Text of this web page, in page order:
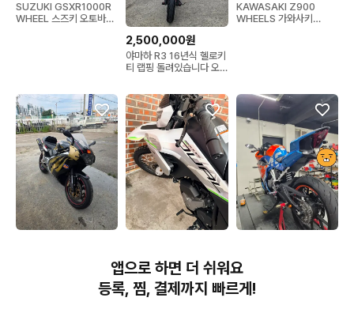
SUZUKI GSXR1000R
WHEEL 스즈키 오토바이
2,500,000원
야마하 R3 16년식 헬로키
티 랩핑 돌려있습니다 오
KAWASAKI Z900
WHEELS 가와사키
cfmoto 250dual 팝니
다
관리 상급 300SR 판매합
니다
앱으로 하면 더 쉬워요
등록, 찜, 결제까지 빠르게!